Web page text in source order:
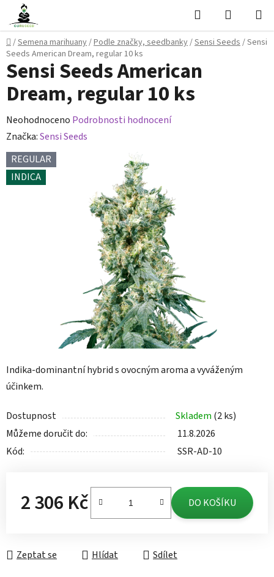
Přejít
obsah
Hledat
KOŠÍK
Domů
/Semena marihuany/Podle značky, seedbanky/Sensi Seeds/Sensi
Seeds American Dream, regular 10 ks
Indika-dominantní hybrid s ovocným aroma a vyváženým
účinkem.
Dostupnost Skladem (2 ks)
Můžeme doručit do:
11.8.2026
Kód:
SSR-AD-10
2 306 Kč DO KOŠÍKU
Zeptat se Hlídat Sdílet
Sensi Seeds American
Dream, regular 10 ks
Průměrné
hodnocení
produktu
je
0,0
Neohodnoceno Podrobnosti hodnocení
Značka:Sensi Seeds
REGULAR
INDICA